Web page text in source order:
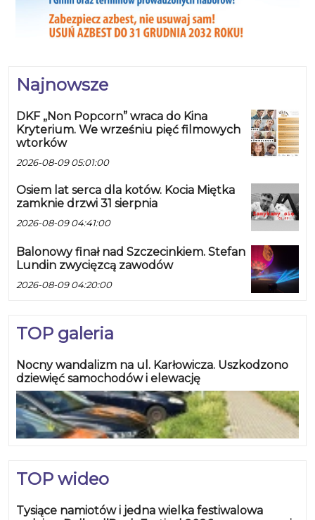
Najnowsze
DKF „Non Popcorn” wraca do Kina
Kryterium. We wrześniu pięć filmowych
wtorków
2026-08-09 05:01:00
Osiem lat serca dla kotów. Kocia Miętka
zamknie drzwi 31 sierpnia
2026-08-09 04:41:00
Balonowy finał nad Szczecinkiem. Stefan
Lundin zwycięzcą zawodów
2026-08-09 04:20:00
TOP galeria
Nocny wandalizm na ul. Karłowicza. Uszkodzono
dziewięć samochodów i elewację
TOP wideo
Tysiące namiotów i jedna wielka festiwalowa